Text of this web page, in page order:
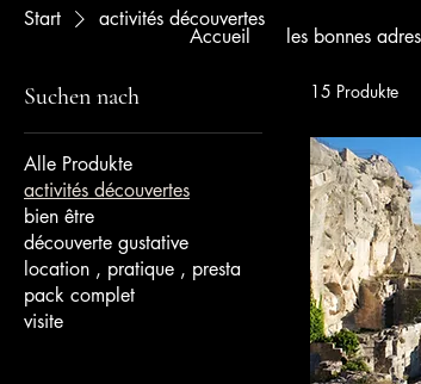
Accueil les bonnes
Start activités découvertes
Suchen nach
Alle Produkte
activités découvertes
bien être
découverte gustative
location , pratique , presta
pack complet
visite
15 Produkte